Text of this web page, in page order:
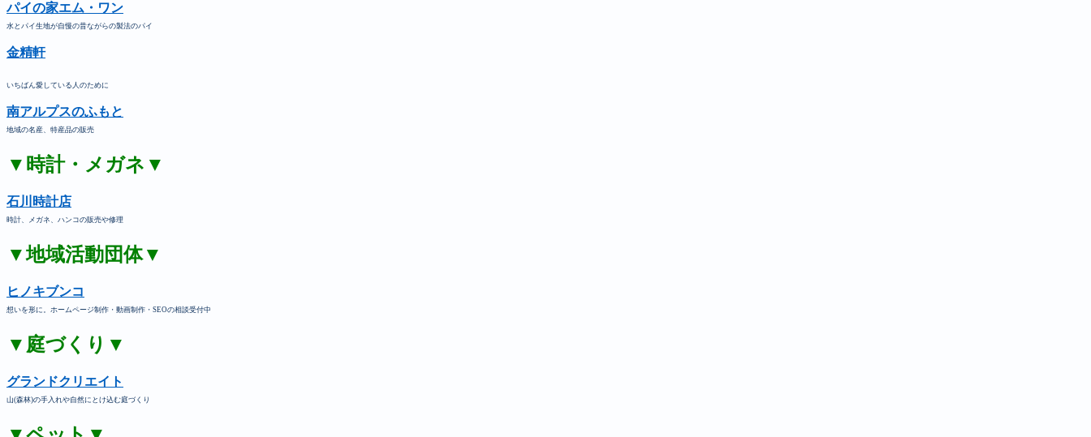
パイの家エム・ワン
水とパイ生地が自慢の昔ながらの製法のパイ
金精軒
いちばん愛している人のために
南アルプスのふもと
地域の名産、特産品の販売
▼時計・メガネ▼
石川時計店
時計、メガネ、ハンコの販売や修理
▼地域活動団体▼
ヒノキブンコ
想いを形に。ホームページ制作・動画制作・SEOの相談受付中
▼庭づくり▼
グランドクリエイト
山(森林)の手入れや自然にとけ込む庭づくり